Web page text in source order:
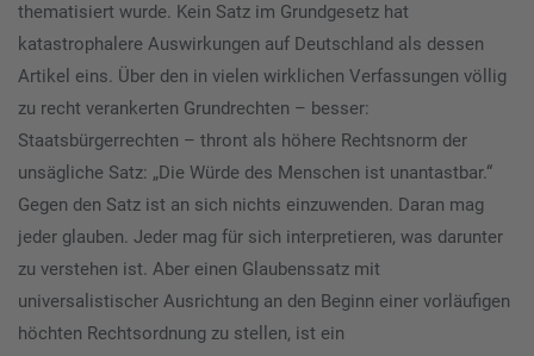
thematisiert wurde. Kein Satz im Grundgesetz hat
katastrophalere Auswirkungen auf Deutschland als dessen
Artikel eins. Über den in vielen wirklichen Verfassungen völlig
zu recht verankerten Grundrechten – besser:
Staatsbürgerrechten – thront als höhere Rechtsnorm der
unsägliche Satz: „Die Würde des Menschen ist unantastbar.“
Gegen den Satz ist an sich nichts einzuwenden. Daran mag
jeder glauben. Jeder mag für sich interpretieren, was darunter
zu verstehen ist. Aber einen Glaubenssatz mit
universalistischer Ausrichtung an den Beginn einer vorläufigen
höchten Rechtsordnung zu stellen, ist ein